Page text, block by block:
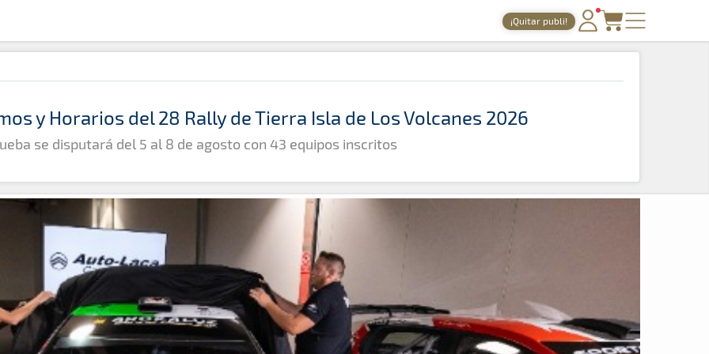
¡Quitar publi!
PORTADA
TIEMPOS ONLINE
GALERÍAS
y Horarios del 28 Rally de Tierra Isla de Los Volcanes 2026
se disputará del 5 al 8 de agosto con 43 equipos inscritos